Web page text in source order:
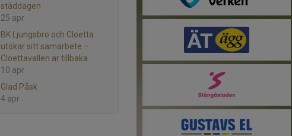
städdagen
25 apr
BK Ljungsbro och Cloetta
utökar sitt samarbete –
Cloettavallen är tillbaka
10 apr
Glad Påsk
4 apr